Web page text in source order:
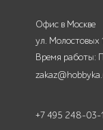
Офис в Москве
ул. Молостовых
Время работы:
+7 495 248-03-